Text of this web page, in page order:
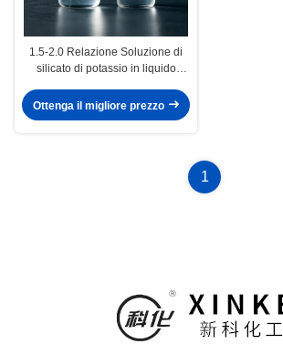
1.5-2.0 Relazione Soluzione di
silicato di potassio in liquido
industriale
Ottenga il migliore prezzo
1